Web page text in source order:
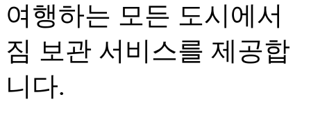
여행하는 모든 도시에서
짐 보관 서비스를 제공합
니다.